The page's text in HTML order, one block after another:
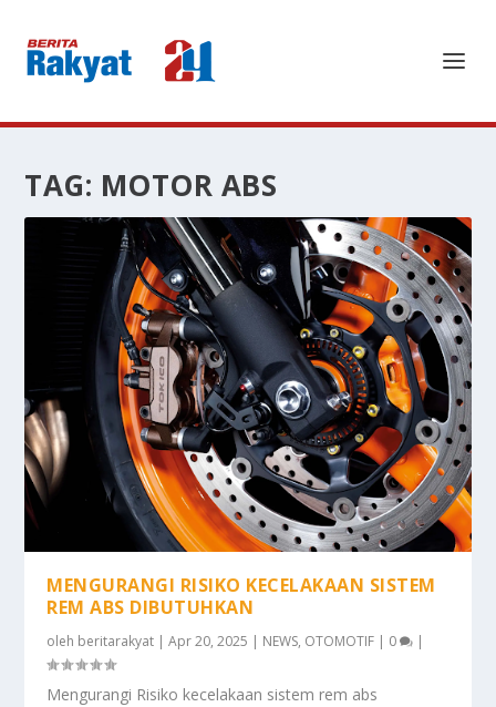
TAG: MOTOR ABS
MENGURANGI RISIKO KECELAKAAN SISTEM
REM ABS DIBUTUHKAN
oleh beritarakyat |Apr 20, 2025 | NEWS, OTOMOTIF | 0 |
Mengurangi Risiko kecelakaan sistem rem abs